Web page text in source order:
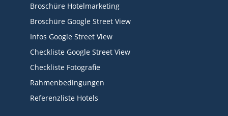
Broschüre Hotelmarketing
Broschüre Google Street View
Infos Google Street View
Checkliste Google Street View
Checkliste Fotografie
Rahmenbedingungen
Referenzliste Hotels